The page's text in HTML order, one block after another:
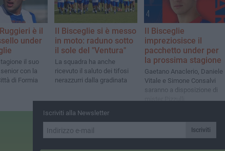
è il
under
il suo
con la
di Formia
Il Bisceglie si è messo
in moto: raduno sotto
il sole del "Ventura"
La squadra ha anche
ricevuto il saluto dei tifosi
nerazzurri dalla gradinata
Il Bisceglie
impreziosisce il
pacchetto under per
la prossima stagione
Gaetano Anaclerio, Daniele
Vitale e Simone Consalvi
saranno a disposizione di
mister Pizzulli
Iscriviti alla Newsletter
Iscriviti